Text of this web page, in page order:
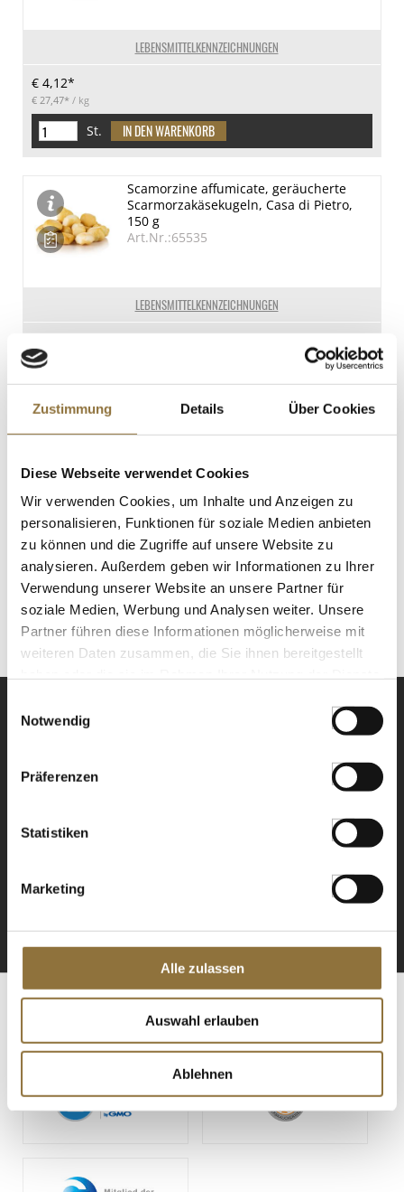
Zustimmung Details Über Cookies
Diese Webseite verwendet Cookies
Wir verwenden Cookies, um Inhalte und Anzeigen zu
personalisieren, Funktionen für soziale Medien anbieten
zu können und die Zugriffe auf unsere Website zu
analysieren. Außerdem geben wir Informationen zu Ihrer
Verwendung unserer Website an unsere Partner für
soziale Medien, Werbung und Analysen weiter. Unsere
Partner führen diese Informationen möglicherweise mit
weiteren Daten zusammen, die Sie ihnen bereitgestellt
Notwendig
Präferenzen
Statistiken
Marketing
Alle zulassen
Auswahl erlauben
Ablehnen
LEBENSMITTELKENNZEICHNUNGEN
€ 4,12*
€ 27,47* / kg
St.
LEBENSMITTELKENNZEICHNUNGEN
Scamorzine affumicate, geräucherte
Scarmorzakäsekugeln, Casa di Pietro,
150 g
Art.Nr.:65535
€ 32,13*
St.
LEBENSMITTELKENNZEICHNUNGEN
Art.Nr.:68325
Derzeit nicht auf Lager
ZERTIFIZIERT & SICHER EINKAUFEN